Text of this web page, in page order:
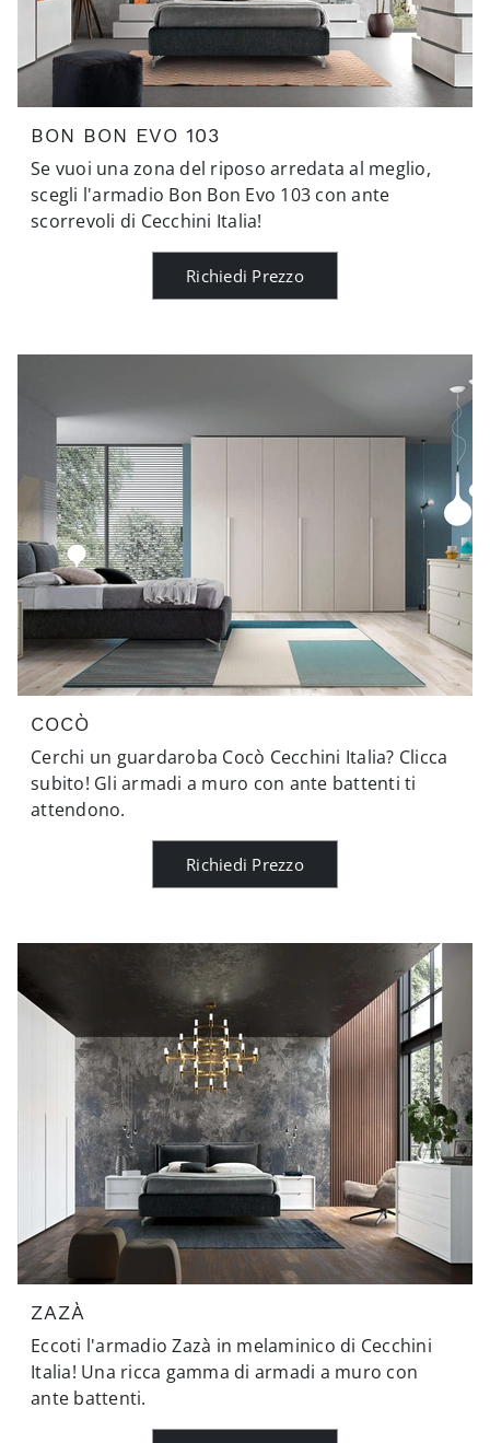
BON BON EVO 103
Se vuoi una zona del riposo arredata al meglio,
scegli l'armadio Bon Bon Evo 103 con ante
scorrevoli di Cecchini Italia!
Richiedi Prezzo
COCÒ
Cerchi un guardaroba Cocò Cecchini Italia? Clicca
subito! Gli armadi a muro con ante battenti ti
attendono.
Richiedi Prezzo
ZAZÀ
Eccoti l'armadio Zazà in melaminico di Cecchini
Italia! Una ricca gamma di armadi a muro con
ante battenti.